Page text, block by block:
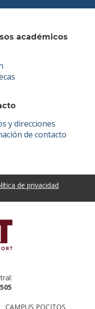
académicos
y direcciones
de contacto
de privacidad
CAMPUS POCITOS